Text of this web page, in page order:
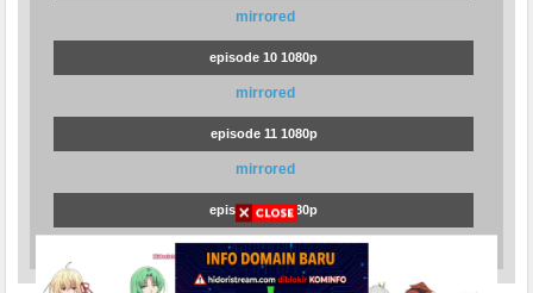
mirrored
episode 10 1080p
mirrored
episode 11 1080p
mirrored
episode 12 1080p
mirrored